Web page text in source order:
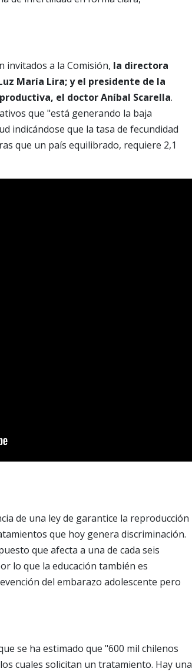
invitados a la Comisión, la directora
María Lira; y el presidente de la
el doctor Aníbal Scarella.
que "está generando la baja
indicándose que la tasa de fecundidad
que un país equilibrado, requiere 2,1
de una ley de garantice la reproducción
que hoy genera discriminación.
que afecta a una de cada seis
lo que la educación también es
del embarazo adolescente pero
se ha estimado que "600 mil chilenos
cuales solicitan un tratamiento. Hay una